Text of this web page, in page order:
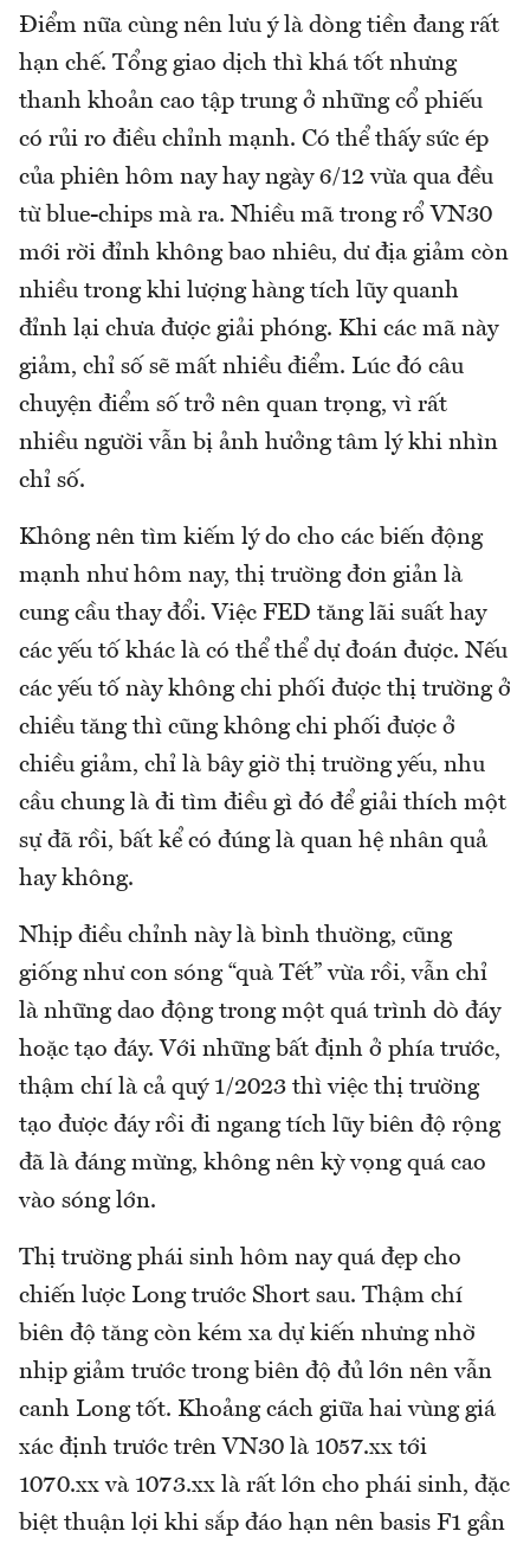
Điểm nữa cùng nên lưu ý là dòng tiền đang rất
hạn chế. Tổng giao dịch thì khá tốt nhưng
thanh khoản cao tập trung ở những cổ phiếu
có rủi ro điều chỉnh mạnh. Có thể thấy sức ép
của phiên hôm nay hay ngày 6/12 vừa qua đều
từ blue-chips mà ra. Nhiều mã trong rổ VN30
mới rời đỉnh không bao nhiêu, dư địa giảm còn
nhiều trong khi lượng hàng tích lũy quanh
đỉnh lại chưa được giải phóng. Khi các mã này
giảm, chỉ số sẽ mất nhiều điểm. Lúc đó câu
chuyện điểm số trở nên quan trọng, vì rất
nhiều người vẫn bị ảnh hưởng tâm lý khi nhìn
chỉ số.
Không nên tìm kiếm lý do cho các biến động
mạnh như hôm nay, thị trường đơn giản là
cung cầu thay đổi. Việc FED tăng lãi suất hay
các yếu tố khác là có thể thể dự đoán được. Nếu
các yếu tố này không chi phối được thị trường ở
chiều tăng thì cũng không chi phối được ở
chiều giảm, chỉ là bây giờ thị trường yếu, nhu
cầu chung là đi tìm điều gì đó để giải thích một
sự đã rồi, bất kể có đúng là quan hệ nhân quả
hay không.
Nhịp điều chỉnh này là bình thường, cũng
giống như con sóng “quà Tết” vừa rồi, vẫn chỉ
là những dao động trong một quá trình dò đáy
hoặc tạo đáy. Với những bất định ở phía trước,
thậm chí là cả quý 1/2023 thì việc thị trường
tạo được đáy rồi đi ngang tích lũy biên độ rộng
đã là đáng mừng, không nên kỳ vọng quá cao
vào sóng lớn.
Thị trường phái sinh hôm nay quá đẹp cho
chiến lược Long trước Short sau. Thậm chí
biên độ tăng còn kém xa dự kiến nhưng nhờ
nhịp giảm trước trong biên độ đủ lớn nên vẫn
canh Long tốt. Khoảng cách giữa hai vùng giá
xác định trước trên VN30 là 1057.xx tới
1070.xx và 1073.xx là rất lớn cho phái sinh, đặc
biệt thuận lợi khi sắp đáo hạn nên basis F1 gần